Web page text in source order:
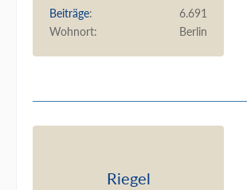
Beiträge
6.691
Wohnort
Berlin
Riegel